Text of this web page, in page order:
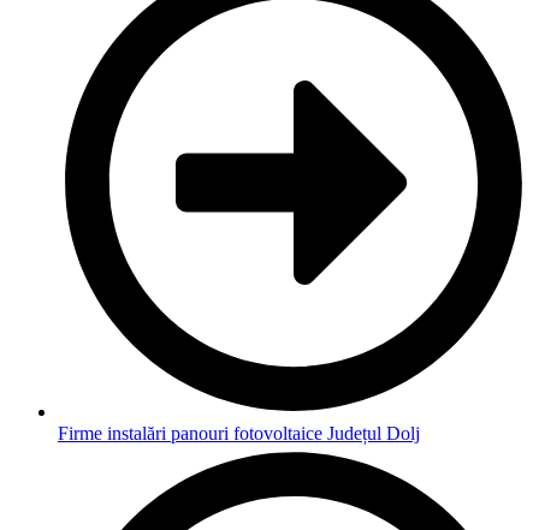
Firme instalări panouri fotovoltaice Județul Dolj